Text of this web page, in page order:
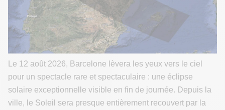
Le 12 août 2026, Barcelone lèvera les yeux vers le ciel
pour un spectacle rare et spectaculaire : une éclipse
solaire exceptionnelle visible en fin de journée. Depuis la
ville, le Soleil sera presque entièrement recouvert par la